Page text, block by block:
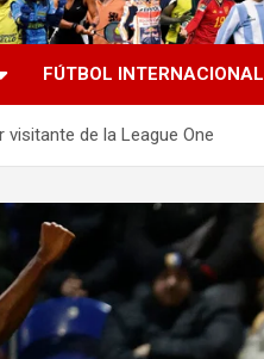
FÚTBOL INTERNACIONAL
de la League One